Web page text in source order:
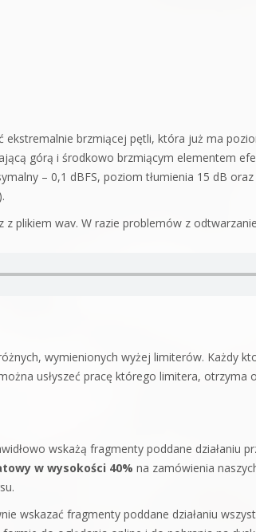
ekstremalnie brzmiącej pętli, która już ma
górą i środkowo brzmiącym elementem
– 0,1 dBFS, poziom tłumienia 15 dB
z plikiem wav. W razie problemów z
wymienionych wyżej limiterów. Każdy
usłyszeć pracę którego limitera, otrzyma
wskażą fragmenty poddane działaniu
w wysokości 40% na zamówienia
wskazać fragmenty poddane działaniu